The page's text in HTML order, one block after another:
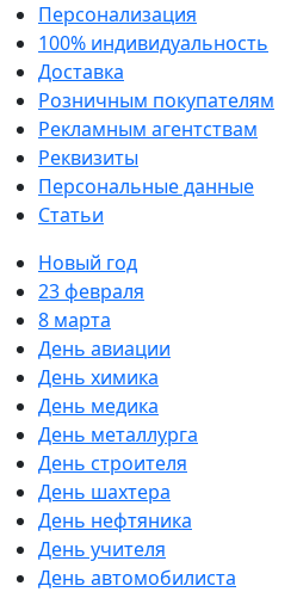
Персонализация
100% индивидуальность
Доставка
Розничным покупателям
Рекламным агентствам
Реквизиты
Персональные данные
Статьи
Новый год
23 февраля
8 марта
День авиации
День химика
День медика
День металлурга
День строителя
День шахтера
День нефтяника
День учителя
День автомобилиста